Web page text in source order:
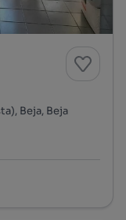
Beja, Beja